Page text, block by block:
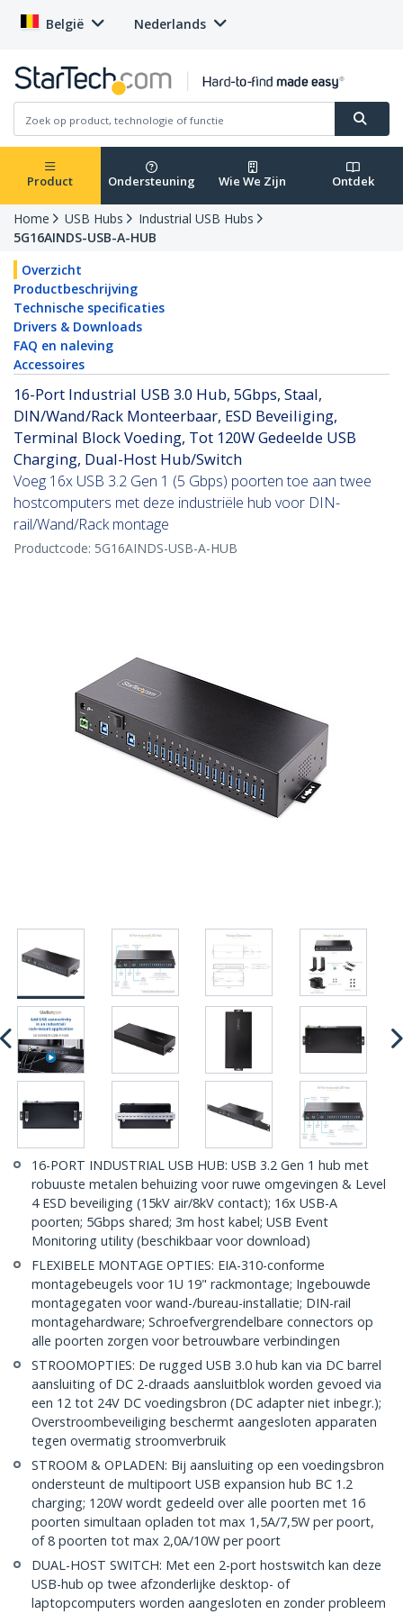
België Nederlands
Product Ondersteuning Wie We Zijn Ontdek
Home USB Hubs
Industrial USB Hubs
5G16AINDS-USB-A-HUB
Overzicht
Productbeschrijving
Technische specificaties
Drivers & Downloads
FAQ en naleving
Accessoires
16-Port Industrial USB 3.0 Hub, 5Gbps, Staal,
DIN/Wand/Rack Monteerbaar, ESD Beveiliging,
Terminal Block Voeding, Tot 120W Gedeelde USB
Charging, Dual-Host Hub/Switch
Voeg 16x USB 3.2 Gen 1 (5 Gbps) poorten toe aan twee
hostcomputers met deze industriële hub voor DIN-
rail/Wand/Rack montage
Productcode: 5G16AINDS-USB-A-HUB
16-PORT INDUSTRIAL USB HUB: USB 3.2 Gen 1 hub met
robuuste metalen behuizing voor ruwe omgevingen & Level
4 ESD beveiliging (15kV air/8kV contact); 16x USB-A
poorten; 5Gbps shared; 3m host kabel; USB Event
Monitoring utility (beschikbaar voor download)
FLEXIBELE MONTAGE OPTIES: EIA-310-conforme
montagebeugels voor 1U 19" rackmontage; Ingebouwde
montagegaten voor wand-/bureau-installatie; DIN-rail
montagehardware; Schroefvergrendelbare connectors op
alle poorten zorgen voor betrouwbare verbindingen
STROOMOPTIES: De rugged USB 3.0 hub kan via DC barrel
aansluiting of DC 2-draads aansluitblok worden gevoed via
een 12 tot 24V DC voedingsbron (DC adapter niet inbegr.);
Overstroombeveiliging beschermt aangesloten apparaten
tegen overmatig stroomverbruik
STROOM & OPLADEN: Bij aansluiting op een voedingsbron
ondersteunt de multipoort USB expansion hub BC 1.2
charging; 120W wordt gedeeld over alle poorten met 16
poorten simultaan opladen tot max 1,5A/7,5W per poort,
of 8 poorten tot max 2,0A/10W per poort
DUAL-HOST SWITCH: Met een 2-port hostswitch kan deze
USB-hub op twee afzonderlijke desktop- of
laptopcomputers worden aangesloten en zonder probleem